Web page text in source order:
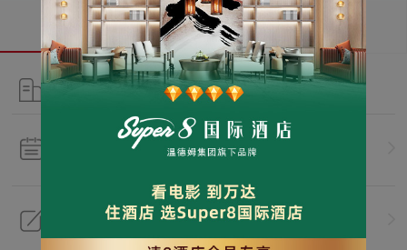
全日房 特惠房
北京市 附近
今天 离店 明天
08月11日
关键词/位置/酒店名称